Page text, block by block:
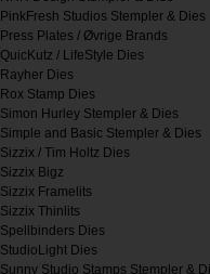
PinkFresh Studios Stempler & Dies
Press Plates / Øvrige Brands
QuicKutz / LifeStyle Dies
Rayher Dies
Rox Stamp Dies
Simon Hurley Stempler & Dies
Simple and Basic Stempler & Dies
Sizzix / Tim Holtz Dies
Sizzix Bigz
Sizzix Framelits
Sizzix Thinlits
Spellbinders Dies
StudioLight Dies
Sunny Studio Stamps Stempler &